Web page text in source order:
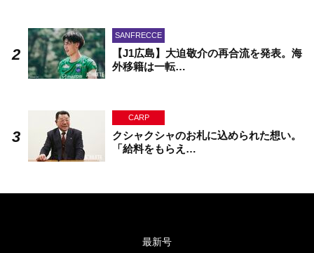
SANFRECCE
【J1広島】大迫敬介の再合流を発表。海
外移籍は一転…
CARP
クシャクシャのお札に込められた想い。
「給料をもらえ…
最新号